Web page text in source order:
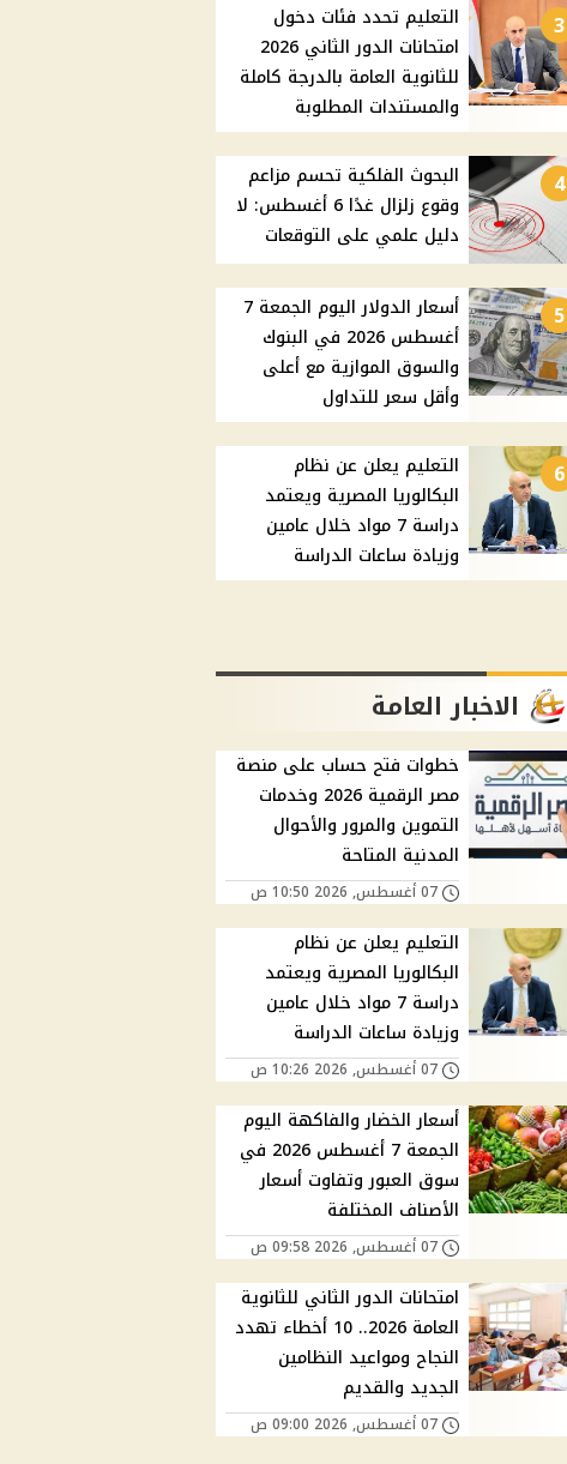
3
التعليم تحدد فئات دخول
امتحانات الدور الثاني 2026
للثانوية العامة بالدرجة كاملة
والمستندات المطلوبة
4
البحوث الفلكية تحسم مزاعم
وقوع زلزال غدًا 6 أغسطس: لا
دليل علمي على التوقعات
5
أسعار الدولار اليوم الجمعة 7
أغسطس 2026 في البنوك
والسوق الموازية مع أعلى
وأقل سعر للتداول
6
التعليم يعلن عن نظام
البكالوريا المصرية ويعتمد
دراسة 7 مواد خلال عامين
وزيادة ساعات الدراسة
الاخبار العامة
خطوات فتح حساب على منصة
مصر الرقمية 2026 وخدمات
التموين والمرور والأحوال
المدنية المتاحة
07 أغسطس, 2026 10:50 ص
التعليم يعلن عن نظام
البكالوريا المصرية ويعتمد
دراسة 7 مواد خلال عامين
وزيادة ساعات الدراسة
07 أغسطس, 2026 10:26 ص
أسعار الخضار والفاكهة اليوم
الجمعة 7 أغسطس 2026 في
سوق العبور وتفاوت أسعار
الأصناف المختلفة
07 أغسطس, 2026 09:58 ص
امتحانات الدور الثاني للثانوية
العامة 2026.. 10 أخطاء تهدد
النجاح ومواعيد النظامين
الجديد والقديم
07 أغسطس, 2026 09:00 ص